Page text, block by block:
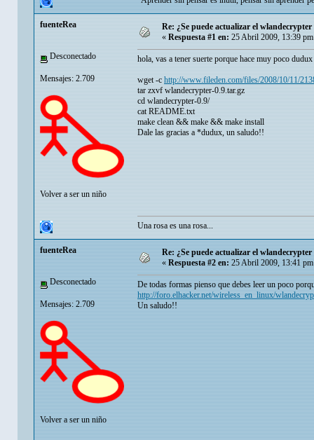
fuenteRea
Desconectado
Mensajes: 2.709
Volver a ser un niño
Re: ¿Se puede actualizar el
« Respuesta #1 en: 25 Abril 2009, 13:39
hola, vas a tener suerte porque hace muy poco
wget -c http://www.fileden.com/files/2008/10/11/
tar zxvf wlandecrypter-0.9.tar.gz
cd wlandecrypter-0.9/
cat README.txt
make clean && make && make install
Dale las gracias a *dudux, un saludo!!
Una rosa es una rosa...
fuenteRea
Desconectado
Mensajes: 2.709
Volver a ser un niño
Re: ¿Se puede actualizar el
«Respuesta #2 en:25 Abril 2009, 13:41
De todas formas pienso que debes leer un poco
http://foro.elhacker.net/wireless_en_linux/
Un saludo!!